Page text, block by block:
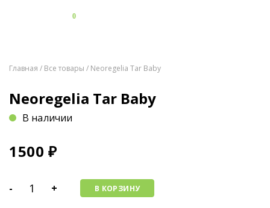
0
Главная / Все товары / Neoregelia Tar Baby
Neoregelia Tar Baby
В наличии
1500 ₽
- + В КОРЗИНУ